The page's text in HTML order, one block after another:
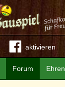
aktivieren
Forum